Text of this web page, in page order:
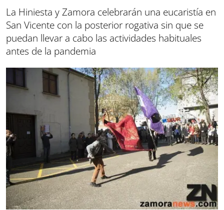
La Hiniesta y Zamora celebrarán una eucaristía en
San Vicente con la posterior rogativa sin que se
puedan llevar a cabo las actividades habituales
antes de la pandemia